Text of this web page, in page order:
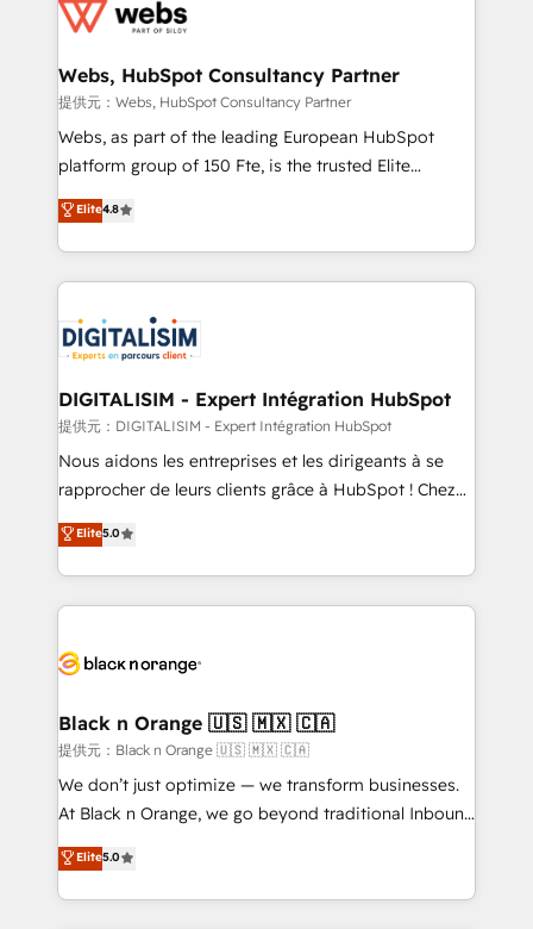
the first time 🔧 Designing and optimising your
and build using HubSpot 🔌 Integrating HubSpot
with other systems 🎓 Training your teams to be
HubSpot pros 📊 Lead generation services using
HubSpot Why us? - SIX HubSpot Accreditations -
CRM, Solutions Architecture, Onboarding , Data
Migration, Custom Integration & Platform
team of 25+ experts Contact us today to help you
get more from your investment in HubSpot.
Webs, HubSpot Consultancy Partner
提供元：Webs, HubSpot Consultancy Partner
Webs, as part of the leading European HubSpot
platform group of 150 Fte, is the trusted Elite
HubSpot CRM Partner offering you a roadmap on
maximizing EBITDA and achieving Commercial
Excellence. With our targeted processes, we
strengthen your digital transformation and minimize
Implementation partner, we provide expertise to
drive your business forward. Since 2015 we are fully
dedicated to HubSpot and with an experienced
team (50+), we work with reputable companies in
B2B sectors such as manufacturing, SaaS and
business services. We prepare a customized
impact of your digital transformation, including a
detailed financial rationale with a focus on ROI and
embark on a transformational journey that sets your
business up for long-term success. Unlock your
business. If not now, when?
Elite4.8
DIGITALISIM - Expert Intégration HubSpot
提供元：DIGITALISIM - Expert Intégration HubSpot
Nous aidons les entreprises et les dirigeants à se
rapprocher de leurs clients grâce à HubSpot ! Chez
DIGITALISIM, nous avons l'intime conviction que la
réussite des entreprises passe par l’innovation web,
le marketing digital, et la relation client ! C'est
pourquoi, nos experts sont à la fois capables de
référencement, votre stratégie digitale et le pilotage
projet HubSpot avec DIGITALISIM : 🧽 Nettoyage,
migration et intégration des bases de données. 🚀
Développement des interfaces avec vos logiciels
métiers ⚙️ Configuration de la plateforme HubSpot
Book Process & Guidelines utilisateurs 🎓
Formations des utilisateurs
Elite5.0
Black n Orange 🇺🇸 🇲🇽 🇨🇦
提供元：Black n Orange 🇺🇸 🇲🇽 🇨🇦
We don’t just optimize — we transform businesses.
At Black n Orange, we go beyond traditional Inbound
Marketing with our exclusive methodologies:
BOOMS and BOOST. Together, they form a powerful
combination that has driven success for over 800
Elite5.0